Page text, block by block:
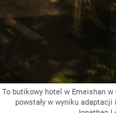
To butikowy hotel w Emeishan
powstały w wyniku